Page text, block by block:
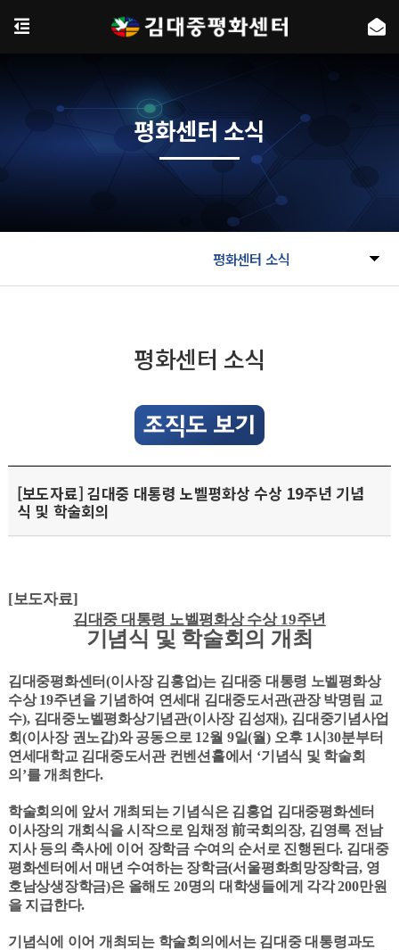
평화센터 소식
평화센터 소식
평화센터 소식
[보도자료] 김대중 대통령 노벨평화상 수상 19주년 기념
식 및 학술회의
[보도자료]
김대중 대통령 노벨평화상 수상 19주년
기념식 및 학술회의 개최
김대중평화센터(이사장 김홍업)는 김대중 대통령 노벨평화상
수상19주년을 기념하여 연세대 김대중도서관(관장 박명림 교
수), 김대중노벨평화상기념관(이사장 김성재), 김대중기념사업
회 (이사장 권노갑)와 공동으로 12월 9일(월) 오후 1시30분부터
연세대학교 김대중도서관 컨벤션홀에서 ‘기념식 및 학술회
의 ’를 개최한다.
학술회의에 앞서 개최되는 기념식은 김홍업 김대중평화센터
이사장의 개회식을 시작으로 임채정前국회의장, 김영록 전남
지사 등의 축사에 이어 장학금 수여의 순서로 진행된다. 김대중
평화센터에서 매년 수여하는 장학금(서울평화희망장학금, 영
호남상생장학금)은 올해도 20명의 대학생들에게 각각200만원
을 지급한다.
기념식에 이어 개최되는 학술회의에서는 김대중 대통령과도